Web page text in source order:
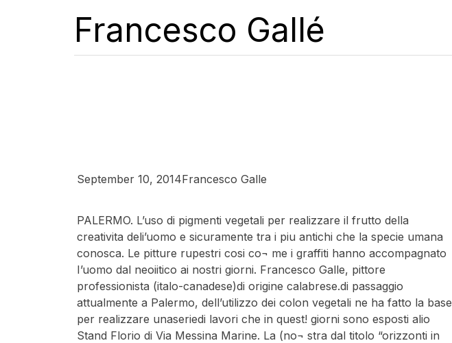
Francesco Gallé
September 10, 2014Francesco Galle
PALERMO. L’uso di pigmenti vegetali per realizzare il frutto della
creativita deli’uomo e sicuramente tra i piu antichi che la specie umana
conosca. Le pitture rupestri cosi co¬ me i graffiti hanno accompagnato
I’uomo dal neoiitico ai nostri giorni. Francesco Galle, pittore
professionista (italo-canadese)di origine calabrese.di passaggio
attualmente a Palermo, dell’utilizzo dei colon vegetali ne ha fatto la base
per realizzare unaseriedi lavori che in quest! giorni sono esposti alio
Stand Florio di Via Messina Marine. La (no¬ stra dal titolo “orizzonti in